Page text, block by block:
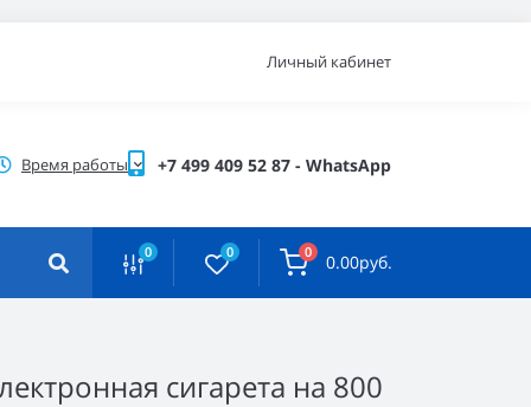
Личный кабинет
Время работы +7 499 409 52 87 - WhatsApp
0 0 0 0.00руб.
сигарета на 800